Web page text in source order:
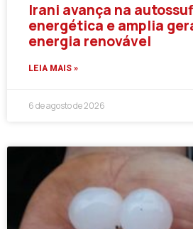
Irani avança na
energética e amplia
energia renovável
LEIA MAIS »
6 de agosto de 2026